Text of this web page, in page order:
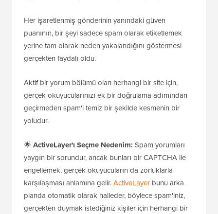
Her işaretlenmiş gönderinin yanındaki güven
puanının, bir şeyi sadece spam olarak etiketlemek
yerine tam olarak neden yakalandığını göstermesi
gerçekten faydalı oldu.
Aktif bir yorum bölümü olan herhangi bir site için,
gerçek okuyucularınızı ek bir doğrulama adımından
geçirmeden spam'i temiz bir şekilde kesmenin bir
yoludur.
🌟 ActiveLayer'ı Seçme Nedenim: Spam yorumları
yaygın bir sorundur, ancak bunları bir CAPTCHA ile
engellemek, gerçek okuyucuların da zorluklarla
karşılaşması anlamına gelir.ActiveLayer bunu arka
planda otomatik olarak halleder, böylece spam'iniz,
gerçekten duymak istediğiniz kişiler için herhangi bir